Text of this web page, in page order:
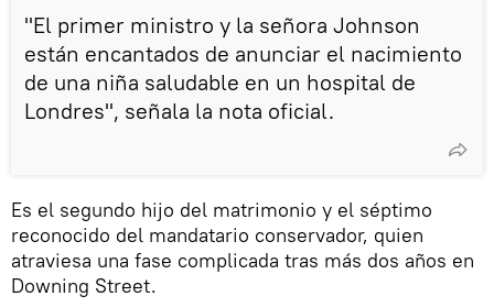
"El primer ministro y la señora Johnson
están encantados de anunciar el nacimiento
de una niña saludable en un hospital de
Londres", señala la nota oficial.
Es el segundo hijo del matrimonio y el séptimo
reconocido del mandatario conservador, quien
atraviesa una fase complicada tras más dos años en
Downing Street.